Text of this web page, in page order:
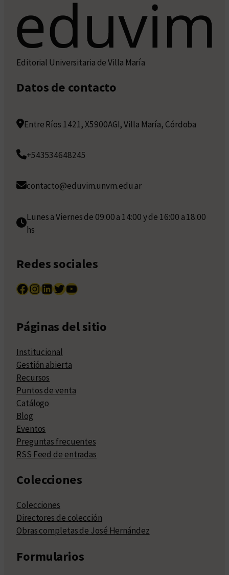
Editorial Universitaria de Villa María
Datos de contacto
Entre Ríos 1421, X5900AGI, Villa María, Córdoba
+543534648245
contacto@eduvim.unvm.edu.ar
Lunes a Viernes de 09:00 a 14:00 y de 16:00 a 18:00
hs
Redes sociales
Facebook InstagramLinkedIn Twitter YouTube
Páginas del sitio
Institucional
Gestión abierta
Recursos
Puntos de venta
Catálogo
Blog
Eventos
Preguntas frecuentes
RSS Feed de entradas
Colecciones
Colecciones
Directores de colección
Obras completas de José Hernández
Formularios